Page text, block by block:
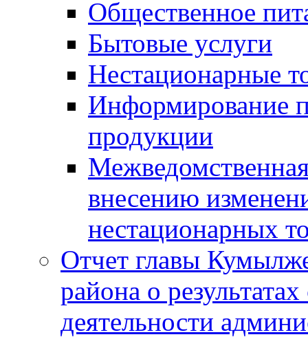
Общественное
Бытовые услуги
Нестационарные
Информирование
продукции
внесению
нестационарных
Отчет главы
района о
деятельности